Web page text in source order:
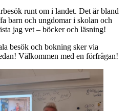
runt om i landet. Det är bland
barn och ungdomar i skolan och
jag vet – böcker och läsning!
besök och bokning sker via
Välkommen med en förfrågan!